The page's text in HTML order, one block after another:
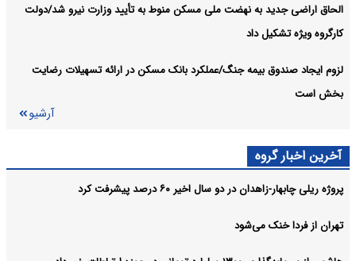
الحاق اراضی جدید به نهضت ملی مسکن منوط به تأیید وزارت نیرو شد/دولت
کارگروه ویژه تشکیل داد
لزوم ایجاد صندوق بیمه جنگ/عملکرد بانک مسکن در ارائه تسهیلات رضایت
بخش است
آرشیو
آخرین اخبار گروه
پروژه ریلی چابهار-زاهدان در دو سال اخیر ۶۰ درصد پیشرفت کرد
تهران از فردا خنک می‌شود